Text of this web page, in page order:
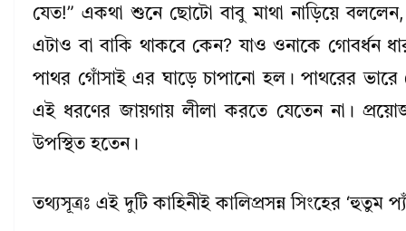
যেত!” একথা শুনে ছোটো বাবু মাথা নাড়িয়ে
এটাও বা বাকি থাকবে কেন? যাও ওনাকে গোবর্ধন
পাথর গোঁসাই এর ঘাড়ে চাপানো হল। পাথরের
এই ধরণের জায়গায় লীলা করতে যেতেন না।
উপস্থিত হতেন।
তথ্যসূত্রঃ এই দুটি কাহিনীই কালিপ্রসন্ন সিংহের ‘হুতুম